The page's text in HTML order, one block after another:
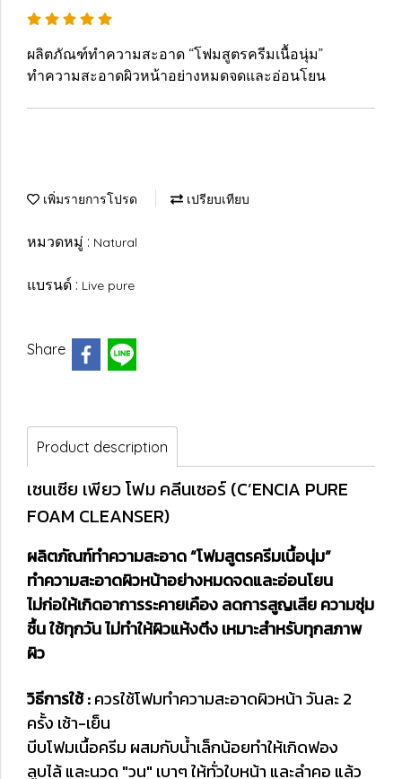
ผลิตภัณฑ์ทำความสะอาด “โฟมสูตรครีมเนื้อนุ่ม”
ทำความสะอาดผิวหน้าอย่างหมดจดและอ่อนโยน
เพิ่มรายการโปรด เปรียบเทียบ
หมวดหมู่ : Natural
แบรนด์ : Live pure
Share
Product description
เซนเซีย เพียว โฟม คลีนเซอร์ (C’ENCIA PURE
FOAM CLEANSER)
ผลิตภัณฑ์ทำความสะอาด “โฟมสูตรครีมเนื้อนุ่ม”
ทำความสะอาดผิวหน้าอย่างหมดจดและอ่อนโยน
ไม่ก่อให้เกิดอาการระคายเคือง ลดการสูญเสีย ความชุ่ม
ชื้น ใช้ทุกวัน ไม่ทำให้ผิวแห้งตึง เหมาะสำหรับทุกสภาพ
ผิว
วิธีการใช้ :ควรใช้โฟมทำความสะอาดผิวหน้า วันละ 2
ครั้ง เช้า-เย็น
บีบโฟมเนื้อครีม ผสมกับน้ำเล็กน้อยทำให้เกิดฟอง
ลูบไล้ และนวด "วน" เบาๆ ให้ทั่วใบหน้า และลำคอ แล้ว